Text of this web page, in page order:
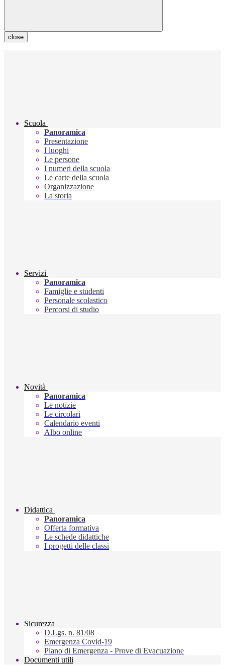
close
Scuola
Panoramica
Presentazione
I luoghi
Le persone
I numeri della scuola
Le carte della scuola
Organizzazione
La storia
Servizi
Panoramica
Famiglie e studenti
Personale scolastico
Percorsi di studio
Novità
Panoramica
Le notizie
Le circolari
Calendario eventi
Albo online
Didattica
Panoramica
Offerta formativa
Le schede didattiche
I progetti delle classi
Sicurezza
D.Lgs. n. 81/08
Emergenza Covid-19
Piano di Emergenza - Prove di Evacuazione
Documenti utili